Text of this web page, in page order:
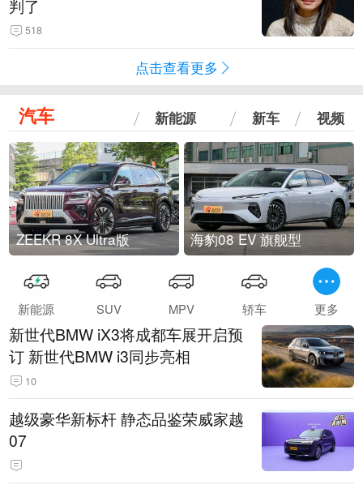
判了
518
点击查看更多
汽车 新能源 新车 视频
ZEEKR 8X Ultra版 海豹08 EV 旗舰型
新能源 SUV MPV 轿车 更多
新世代BMW iX3将成都车展开启预
订 新世代BMW i3同步亮相
10
越级豪华新标杆 静态品鉴荣威家越
07